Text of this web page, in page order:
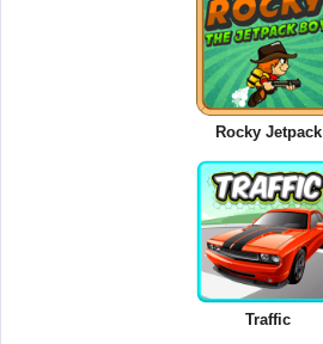
Rocky Jetpack
Traffic